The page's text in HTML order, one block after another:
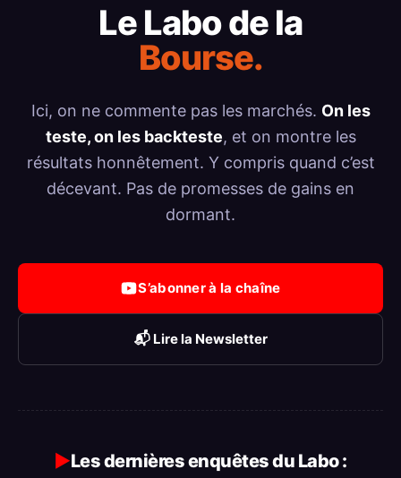
Le Labo de la
Bourse.
Ici, on ne commente pas les marchés. On les
teste, on les backteste, et on montre les
résultats honnêtement. Y compris quand c’est
décevant. Pas de promesses de gains en
dormant.
S’abonner à la chaîne
📬 Lire la Newsletter
▶Les dernières enquêtes du Labo :